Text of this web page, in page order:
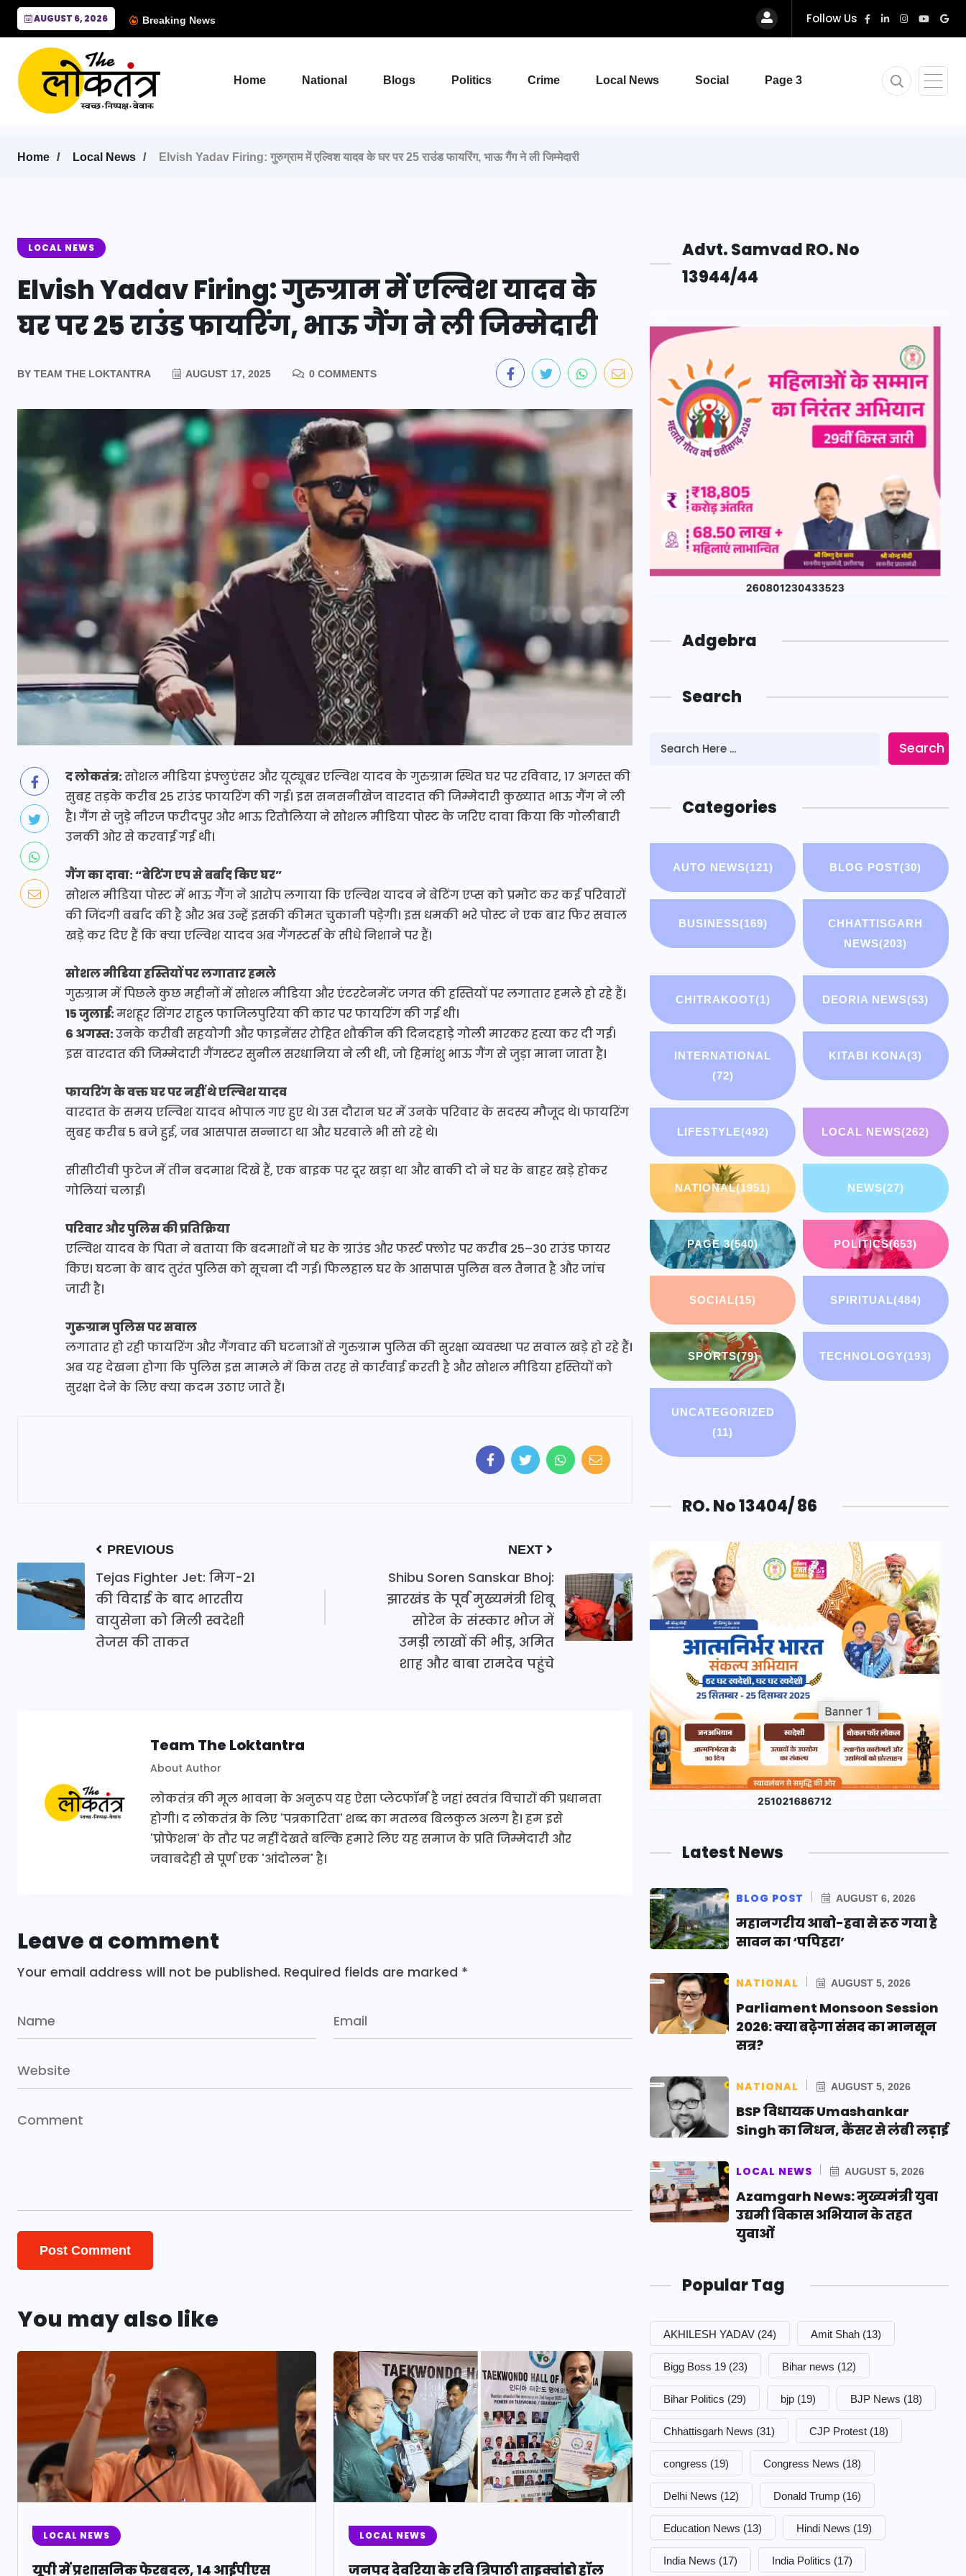
AUGUST 6, 2026 Breaking News Follow Us
Home National Blogs Politics Crime Local News Social Page 3
Home Local News Elvish Yadav Firing: गुरुग्राम में एल्विश यादव के घर पर 25 राउंड फायरिंग, भाऊ गैंग ने ली जिम्मेदारी
LOCAL NEWS
Elvish Yadav Firing: गुरुग्राम में एल्विश यादव के
घर पर 25 राउंड फायरिंग, भाऊ गैंग ने ली जिम्मेदारी
BY TEAM THE LOKTANTRA AUGUST 17, 2025 0 COMMENTS
द लोकतंत्र:सोशल मीडिया इंफ्लुएंसर और यूट्यूबर एल्विश यादव के गुरुग्राम स्थित घर पर रविवार, 17 अगस्त की
सुबह तड़के करीब 25 राउंड फायरिंग की गई। इस सनसनीखेज वारदात की जिम्मेदारी कुख्यात भाऊ गैंग ने ली
है। गैंग से जुड़े नीरज फरीदपुर और भाऊ रितौलिया ने सोशल मीडिया पोस्ट के जरिए दावा किया कि गोलीबारी
उनकी ओर से करवाई गई थी।
गैंग का दावा: “बेटिंग एप से बर्बाद किए घर”
सोशल मीडिया पोस्ट में भाऊ गैंग ने आरोप लगाया कि एल्विश यादव ने बेटिंग एप्स को प्रमोट कर कई परिवारों
की जिंदगी बर्बाद की है और अब उन्हें इसकी कीमत चुकानी पड़ेगी। इस धमकी भरे पोस्ट ने एक बार फिर सवाल
खड़े कर दिए हैं कि क्या एल्विश यादव अब गैंगस्टर्स के सीधे निशाने पर हैं।
सोशल मीडिया हस्तियों पर लगातार हमले
गुरुग्राम में पिछले कुछ महीनों में सोशल मीडिया और एंटरटेनमेंट जगत की हस्तियों पर लगातार हमले हो रहे हैं।
15 जुलाई:मशहूर सिंगर राहुल फाजिलपुरिया की कार पर फायरिंग की गई थी।
6 अगस्त:उनके करीबी सहयोगी और फाइनेंसर रोहित शौकीन की दिनदहाड़े गोली मारकर हत्या कर दी गई।
इस वारदात की जिम्मेदारी गैंगस्टर सुनील सरधानिया ने ली थी, जो हिमांशु भाऊ गैंग से जुड़ा माना जाता है।
फायरिंग के वक्त घर पर नहीं थे एल्विश यादव
वारदात के समय एल्विश यादव भोपाल गए हुए थे। उस दौरान घर में उनके परिवार के सदस्य मौजूद थे। फायरिंग
सुबह करीब 5 बजे हुई, जब आसपास सन्नाटा था और घरवाले भी सो रहे थे।
सीसीटीवी फुटेज में तीन बदमाश दिखे हैं, एक बाइक पर दूर खड़ा था और बाकी दो ने घर के बाहर खड़े होकर
गोलियां चलाईं।
परिवार और पुलिस की प्रतिक्रिया
एल्विश यादव के पिता ने बताया कि बदमाशों ने घर के ग्राउंड और फर्स्ट फ्लोर पर करीब 25–30 राउंड फायर
किए। घटना के बाद तुरंत पुलिस को सूचना दी गई। फिलहाल घर के आसपास पुलिस बल तैनात है और जांच
जारी है।
गुरुग्राम पुलिस पर सवाल
लगातार हो रही फायरिंग और गैंगवार की घटनाओं से गुरुग्राम पुलिस की सुरक्षा व्यवस्था पर सवाल खड़े हो रहे हैं।
अब यह देखना होगा कि पुलिस इस मामले में किस तरह से कार्रवाई करती है और सोशल मीडिया हस्तियों को
सुरक्षा देने के लिए क्या कदम उठाए जाते हैं।
PREVIOUS
Tejas Fighter Jet: मिग-21
की विदाई के बाद भारतीय
वायुसेना को मिली स्वदेशी
तेजस की ताकत
NEXT
Shibu Soren Sanskar Bhoj:
झारखंड के पूर्व मुख्यमंत्री शिबू
सोरेन के संस्कार भोज में
उमड़ी लाखों की भीड़, अमित
शाह और बाबा रामदेव पहुंचे
Team The Loktantra
About Author
लोकतंत्र की मूल भावना के अनुरूप यह ऐसा प्लेटफॉर्म है जहां स्वतंत्र विचारों की प्रधानता
होगी। द लोकतंत्र के लिए 'पत्रकारिता' शब्द का मतलब बिलकुल अलग है। हम इसे
'प्रोफेशन' के तौर पर नहीं देखते बल्कि हमारे लिए यह समाज के प्रति जिम्मेदारी और
जवाबदेही से पूर्ण एक 'आंदोलन' है।
Leave a comment
Your email address will not be published. Required fields are marked *
You may also like
LOCAL NEWS
यूपी में प्रशासनिक फेरबदल, 14 आईपीएस
LOCAL NEWS
जनपद देवरिया के रवि त्रिपाठी ताइक्वांडो हॉल
Advt. Samvad RO. No
13944/44
Adgebra
Search
Search
Categories
AUTO NEWS(121) BLOG POST(30)
BUSINESS(169)
CHHATTISGARH
NEWS(203)
CHITRAKOOT(1) DEORIA NEWS(53)
INTERNATIONAL
(72)
KITABI KONA(3)
LIFESTYLE(492) LOCAL NEWS(262)
NATIONAL(1951) NEWS(27)
PAGE 3(540) POLITICS(653)
SOCIAL(15) SPIRITUAL(484)
SPORTS(79) TECHNOLOGY(193)
UNCATEGORIZED
(11)
RO. No 13404/ 86
Latest News
BLOG POST AUGUST 6, 2026
महानगरीय आबो-हवा से रूठ गया है
सावन का ‘पपिहरा’
NATIONAL AUGUST 5, 2026
Parliament Monsoon Session
2026: क्या बढ़ेगा संसद का मानसून
सत्र?
NATIONAL AUGUST 5, 2026
BSP विधायक Umashankar
Singh का निधन, कैंसर से लंबी लड़ाई
LOCAL NEWS AUGUST 5, 2026
Azamgarh News: मुख्यमंत्री युवा
उद्यमी विकास अभियान के तहत
युवाओं
Popular Tag
AKHILESH YADAV (24) Amit Shah (13)
Bigg Boss 19 (23) Bihar news (12)
Bihar Politics (29) bjp (19) BJP News (18)
Chhattisgarh News (31) CJP Protest (18)
congress (19) Congress News (18)
Delhi News (12) Donald Trump (16)
Education News (13) Hindi News (19)
India News (17) India Politics (17)